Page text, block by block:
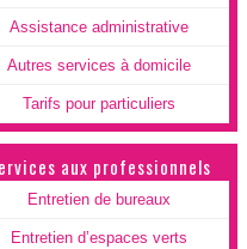
Assistance administrative
Autres services à domicile
Tarifs pour particuliers
aux professionnels
Entretien de bureaux
Entretien d’espaces verts